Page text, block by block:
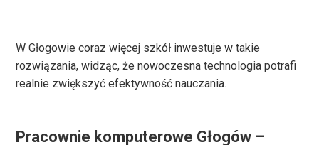
W Głogowie coraz więcej szkół inwestuje w takie
rozwiązania, widząc, że nowoczesna technologia potrafi
realnie zwiększyć efektywność nauczania.
Pracownie komputerowe Głogów –